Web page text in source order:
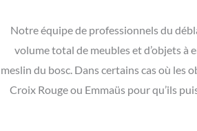
Notre équipe de professionnels du
volume total de meubles et d’objets
meslin du bosc. Dans certains cas où les
Croix Rouge ou Emmaüs pour qu’ils